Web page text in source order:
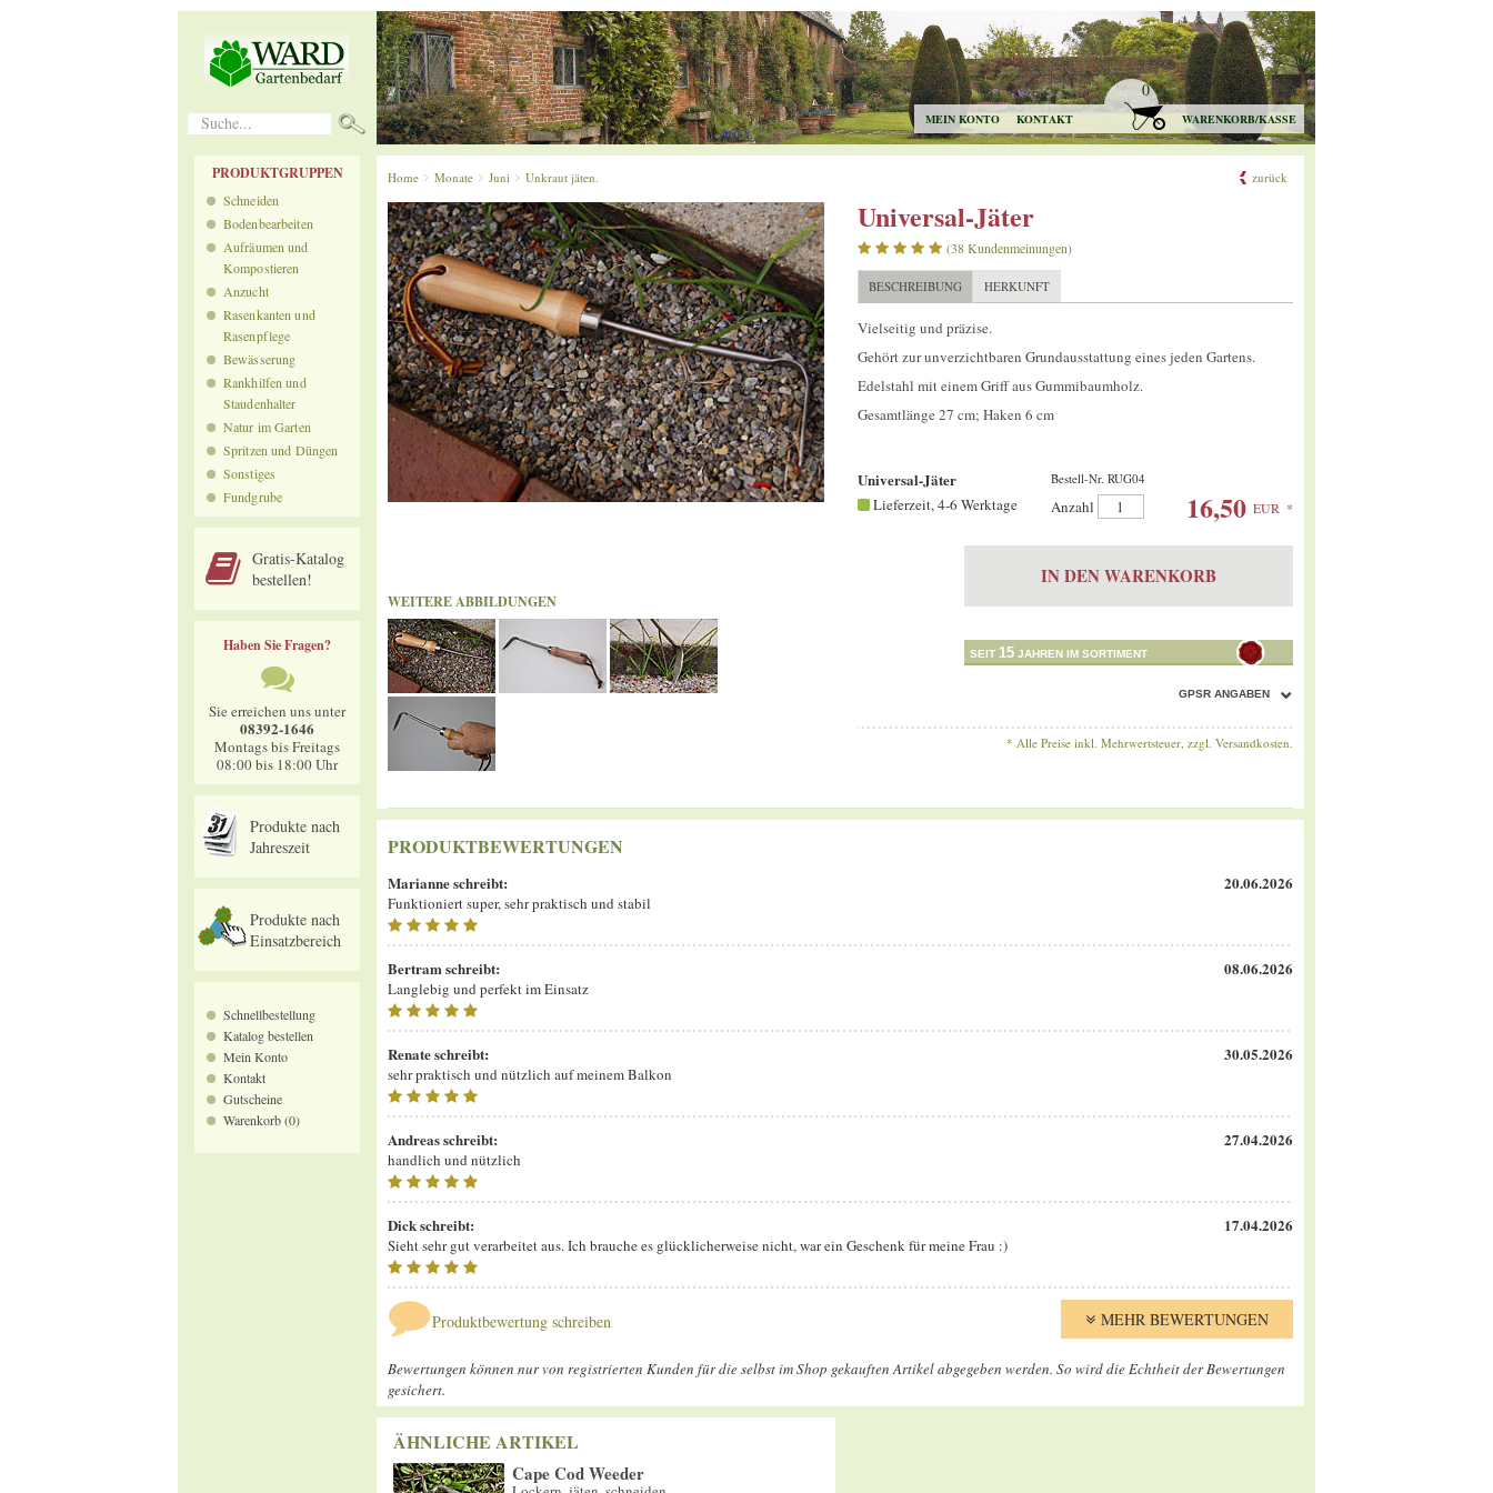
Suche... MEIN KONTO KONTAKT
0
WARENKORB/KASSE
PRODUKTGRUPPEN
Schneiden
Bodenbearbeiten
Aufräumen und
Kompostieren
Anzucht
Rasenkanten und
Rasenpflege
Bewässerung
Rankhilfen und
Staudenhalter
Natur im Garten
Spritzen und Düngen
Sonstiges
Fundgrube
Gratis-Katalog
bestellen!
Haben Sie Fragen?
Sie erreichen uns unter
08392-1646
Montags bis Freitags
08:00 bis 18:00 Uhr
Produkte nach
Jahreszeit
Produkte nach
Einsatzbereich
Schnellbestellung
Katalog bestellen
Mein Konto
Kontakt
Gutscheine
Warenkorb (0)
Home Monate Juni Unkraut jäten. zurück
WEITERE ABBILDUNGEN
Universal-Jäter
(38 Kundenmeinungen)
BESCHREIBUNG HERKUNFT
Vielseitig und präzise.
Gehört zur unverzichtbaren Grundausstattung eines jeden Gartens.
Edelstahl mit einem Griff aus Gummibaumholz.
Gesamtlänge 27 cm; Haken 6 cm
Universal-Jäter Bestell-Nr. RUG04
Lieferzeit, 4-6 Werktage Anzahl 16,50 EUR *
IN DEN WARENKORB
SEIT 15 JAHREN IM SORTIMENT
GPSR ANGABEN
* Alle Preise inkl. Mehrwertsteuer, zzgl. Versandkosten.
PRODUKTBEWERTUNGEN
Marianneschreibt: 20.06.2026
Funktioniert super, sehr praktisch und stabil
Bertramschreibt: 08.06.2026
Langlebig und perfekt im Einsatz
Renateschreibt: 30.05.2026
sehr praktisch und nützlich auf meinem Balkon
Andreasschreibt: 27.04.2026
handlich und nützlich
Dickschreibt: 17.04.2026
Sieht sehr gut verarbeitet aus. Ich brauche es glücklicherweise nicht, war ein Geschenk für meine Frau :)
Produktbewertung schreiben MEHR BEWERTUNGEN
Bewertungen können nur von registrierten Kunden für die selbst im Shop gekauften Artikel abgegeben werden. So wird die Echtheit der Bewertungen
gesichert.
ÄHNLICHE ARTIKEL
Cape Cod Weeder